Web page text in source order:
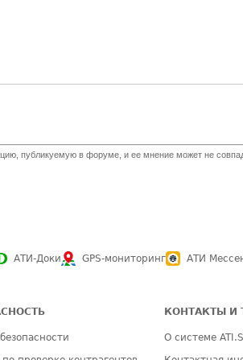
публикуемую в форуме, и ее мнение может не
АТИ-Доки GPS-мониторинг АТИ
КОНТАКТЫ И
О системе